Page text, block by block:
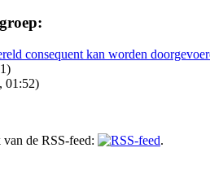
consequent kan worden
01:52)
de RSS-feed:
.